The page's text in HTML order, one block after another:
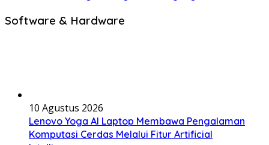
Software & Hardware
10 Agustus 2026
Lenovo Yoga AI Laptop Membawa Pengalaman
Komputasi Cerdas Melalui Fitur Artificial